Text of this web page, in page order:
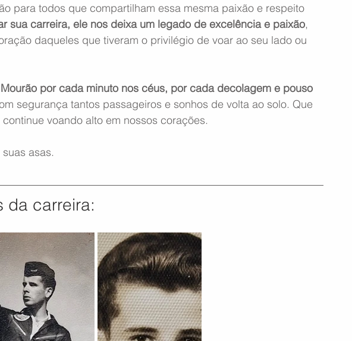
para todos que compartilham essa mesma paixão e respeito
sua carreira, ele nos deixa um legado de excelência e paixão,
daqueles que tiveram o privilégio de voar ao seu lado ou
por cada minuto nos céus, por cada decolagem e pouso
segurança tantos passageiros e sonhos de volta ao solo. Que
voando alto em nossos corações.
asas.
da carreira: